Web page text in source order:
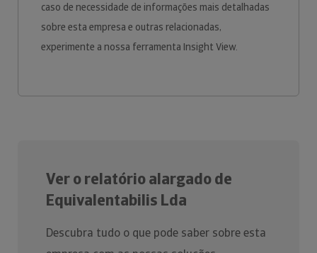
caso de necessidade de informações mais detalhadas
sobre esta empresa e outras relacionadas,
experimente a nossa ferramenta Insight View.
Ver o relatório alargado de
Equivalentabilis Lda
Descubra tudo o que pode saber sobre esta